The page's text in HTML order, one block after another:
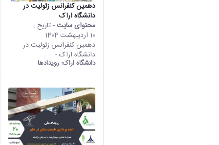
دهمین کنفرانس زئولیت در
دانشگاه اراک
محتوای سایت- تاریخ :
10 اردیبهشت 1404
دهمین کنفرانس زئولیت در
دانشگاه اراک -
دانشگاه اراک: رویدادها